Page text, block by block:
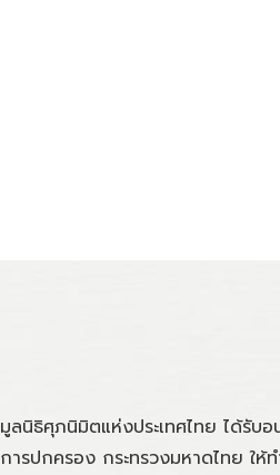
มูลนิธิศุภนิมิตแห่งประเทศไทย ได้รับ
การปกครอง กระทรวงมหาดไทย ให้ท